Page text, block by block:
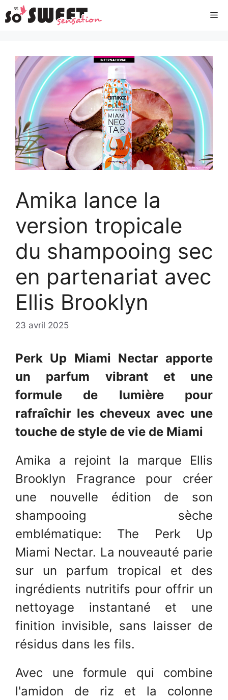
Aller
au
Amika lance la
version tropicale
du shampooing sec
en partenariat avec
Ellis Brooklyn
23 avril 2025
Perk Up Miami Nectar apporte
un parfum vibrant et une
formule de lumière pour
rafraîchir les cheveux avec une
touche de style de vie de Miami
Amika a rejoint la marque Ellis
Brooklyn Fragrance pour créer
une nouvelle édition de son
shampooing sèche
emblématique: The Perk Up
Miami Nectar. La nouveauté parie
sur un parfum tropical et des
ingrédients nutritifs pour offrir un
nettoyage instantané et une
finition invisible, sans laisser de
résidus dans les fils.
Avec une formule qui combine
l'amidon de riz et la colonne